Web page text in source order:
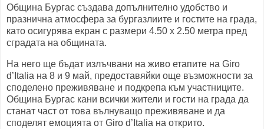
Община Бургас създава допълнително удобство и
празнична атмосфера за бургазлиите и гостите на града,
като осигурява екран с размери 4.50 х 2.50 метра пред
сградата на общината.
На него ще бъдат излъчвани на живо етапите на Giro
d’Italia на 8 и 9 май, предоставяйки още възможности за
споделено преживяване и подкрепа към участниците.
Община Бургас кани всички жители и гости на града да
станат част от това вълнуващо преживяване и да
споделят емоцията от Giro d’Italia на открито.